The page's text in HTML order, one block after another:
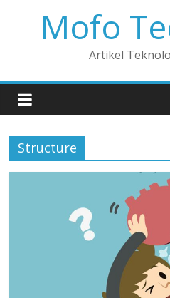
Mofo
Artikel
Structure